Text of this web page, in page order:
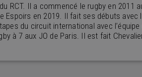
RCT. Il a commencé le rugby en 2011
en 2019. Il fait ses débuts avec
du circuit international avec l’équipe
à 7 aux JO de Paris. Il est fait